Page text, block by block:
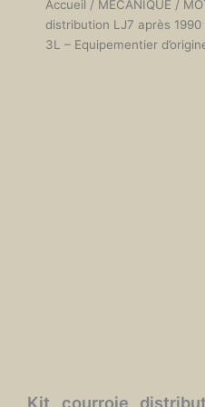
Accueil / MÉCANIQUE /
distribution LJ7 après
3L – Equipementier
Kit courroie